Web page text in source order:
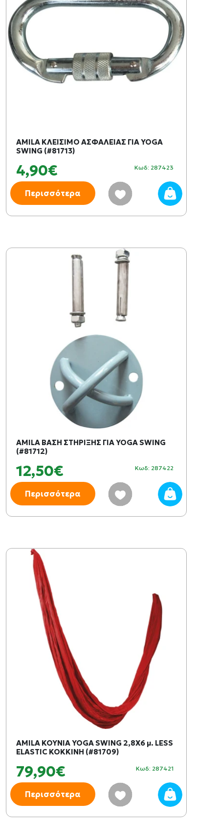
AMILA ΚΛΕΙΣΙΜΟ ΑΣΦΑΛΕΙΑΣ ΓΙΑ YOGA
SWING (#81713)
4,90€ Κωδ: 287423
Περισσότερα
AMILA ΒΑΣΗ ΣΤΗΡΙΞΗΣ ΓΙΑ YOGA SWING
(#81712)
12,50€ Κωδ: 287422
Περισσότερα
AMILA ΚΟΥΝΙΑ YOGA SWING 2,8Χ6 μ. LESS
ELASTIC ΚΟΚΚΙΝΗ (#81709)
79,90€ Κωδ: 287421
Περισσότερα